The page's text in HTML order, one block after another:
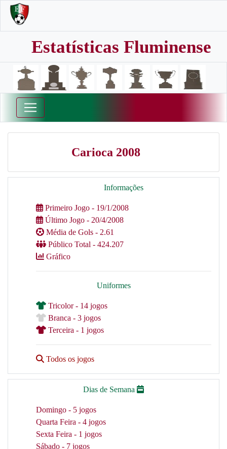
Estatísticas Fluminense
Carioca 2008
Informações
Primeiro Jogo - 19/1/2008
Último Jogo - 20/4/2008
Média de Gols - 2.61
Público Total - 424.207
Gráfico
Uniformes
Tricolor - 14 jogos
Branca - 3 jogos
Terceira - 1 jogos
Todos os jogos
Dias de Semana
Domingo - 5 jogos
Quarta Feira - 4 jogos
Sexta Feira - 1 jogos
Sábado - 7 jogos